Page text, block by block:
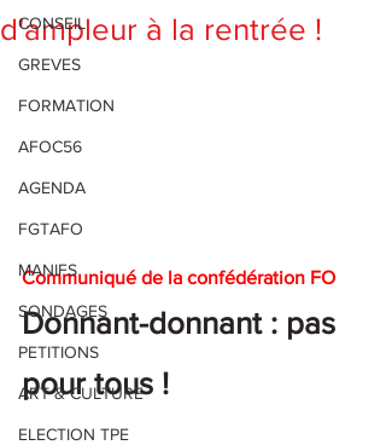
CONSEIL
GREVES
FORMATION
AFOC56
AGENDA
FGTAFO
MANIFS
SONDAGES
PETITIONS
ART & CULTURE
ELECTION TPE
d'ampleur à la rentrée !
Communiqué de la confédération FO
Donnant-donnant : pas
pour tous !